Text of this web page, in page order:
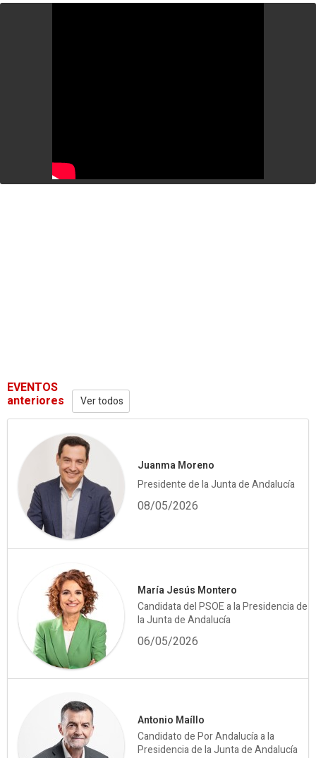
EVENTOS
anteriores Ver todos
Juanma Moreno
Presidente de la Junta de Andalucía
08/05/2026
María Jesús Montero
Candidata del PSOE a la Presidencia de
la Junta de Andalucía
06/05/2026
Antonio Maíllo
Candidato de Por Andalucía a la
Presidencia de la Junta de Andalucía